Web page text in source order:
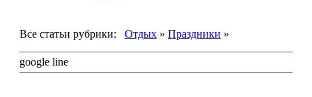
Все статьи рубрики: Отдых » Праздники »
google line